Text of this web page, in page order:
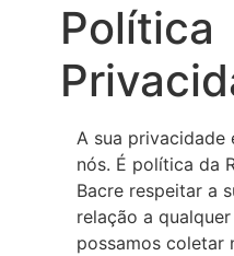
Política
A sua privacidade
nós. É política da
Bacre respeitar a
relação a
possamos coletar